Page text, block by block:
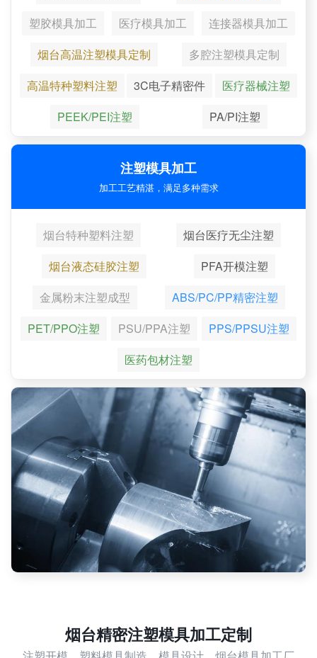
塑胶模具加工
医疗模具加工
连接器模具加工
烟台高温注塑模具定制
多腔注塑模具定制
高温特种塑料注塑
3C电子精密件
医疗器械注塑
PEEK/PEI注塑
PA/PI注塑
注塑模具加工
加工工艺精湛，满足多种需求
烟台特种塑料注塑
烟台医疗无尘注塑
烟台液态硅胶注塑
PFA开模注塑
金属粉末注塑成型
ABS/PC/PP精密注塑
PET/PPO注塑
PSU/PPA注塑
PPS/PPSU注塑
医药包材注塑
烟台精密注塑模具加工定制